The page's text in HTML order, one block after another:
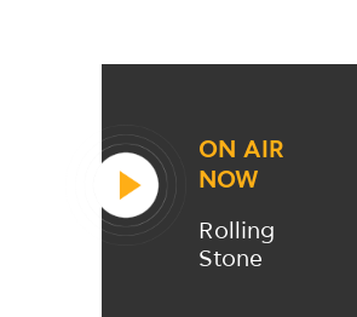
ON AIR
NOW
Rolling
Stone